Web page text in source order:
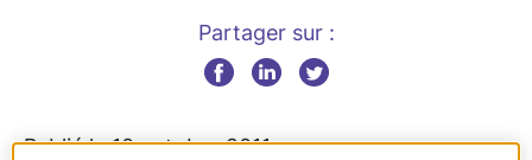
Partager sur :
Publié le 10 octobre 2011